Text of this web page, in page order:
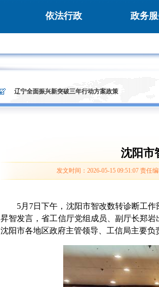
依法行政 政务
> 辽宁全面振兴新突破三年行动方案政策
沈阳市
发文时间：2026-05-15 09:51:07 责任
5月 7日下午，沈阳市智改数转诊断工作
昇智发言，省工信厅党组成员、副厅长郑
沈阳市各地区政府主管领导、工信局主要